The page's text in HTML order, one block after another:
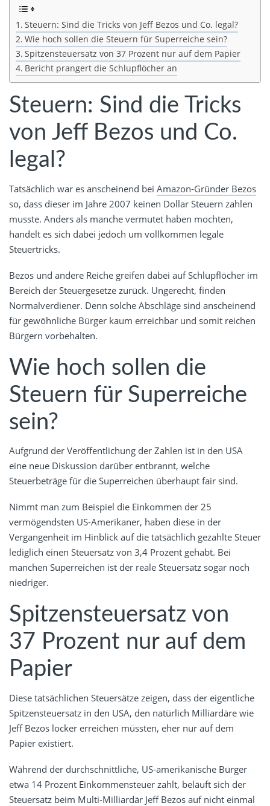
Steuern: Sind die Tricks von Jeff Bezos und Co. legal?
Wie hoch sollen die Steuern für Superreiche sein?
Spitzensteuersatz von 37 Prozent nur auf dem Papier
Bericht prangert die Schlupflöcher an
Steuern: Sind die Tricks
von Jeff Bezos und Co.
legal?
Tatsächlich war es anscheinend bei Amazon-Gründer Bezos
so, dass dieser im Jahre 2007 keinen Dollar Steuern zahlen
musste. Anders als manche vermutet haben mochten,
handelt es sich dabei jedoch um vollkommen legale
Steuertricks.
Bezos und andere Reiche greifen dabei auf Schlupflöcher im
Bereich der Steuergesetze zurück. Ungerecht, finden
Normalverdiener. Denn solche Abschläge sind anscheinend
für gewöhnliche Bürger kaum erreichbar und somit reichen
Bürgern vorbehalten.
Wie hoch sollen die
Steuern für Superreiche
sein?
Aufgrund der Veröffentlichung der Zahlen ist in den USA
eine neue Diskussion darüber entbrannt, welche
Steuerbeträge für die Superreichen überhaupt fair sind.
Nimmt man zum Beispiel die Einkommen der 25
vermögendsten US-Amerikaner, haben diese in der
Vergangenheit im Hinblick auf die tatsächlich gezahlte Steuer
lediglich einen Steuersatz von 3,4 Prozent gehabt. Bei
manchen Superreichen ist der reale Steuersatz sogar noch
niedriger.
Spitzensteuersatz von
37 Prozent nur auf dem
Papier
Diese tatsächlichen Steuersätze zeigen, dass der eigentliche
Spitzensteuersatz in den USA, den natürlich Milliardäre wie
Jeff Bezos locker erreichen müssten, eher nur auf dem
Papier existiert.
Während der durchschnittliche, US-amerikanische Bürger
etwa 14 Prozent Einkommensteuer zahlt, beläuft sich der
Steuersatz beim Multi-Milliardär Jeff Bezos auf nicht einmal